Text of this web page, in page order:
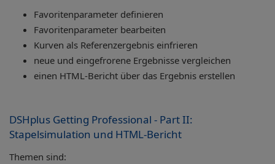
Favoritenparameter definieren
Favoritenparameter bearbeiten
Kurven als Referenzergebnis einfrieren
neue und eingefrorene Ergebnisse vergleichen
einen HTML-Bericht über das Ergebnis erstellen
DSHplus Getting Professional - Part II:
Stapelsimulation und HTML-Bericht
Themen sind: